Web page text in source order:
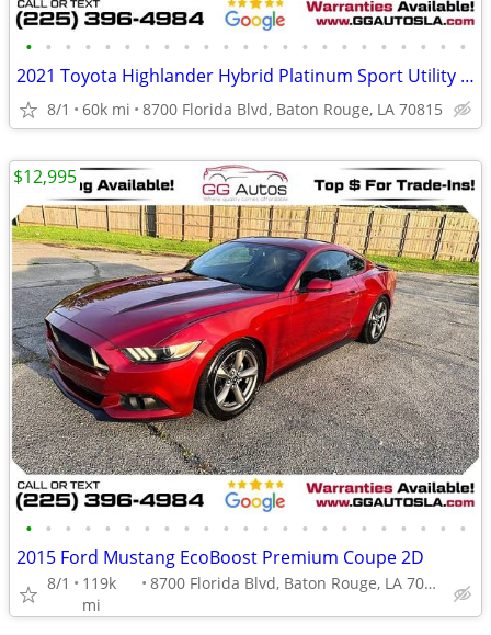
• • • • • • • • • • • • • • • • • • • • • • •
2021 Toyota Highlander Hybrid Platinum Sport Utility 4D
8/1 60k mi 8700 Florida Blvd, Baton Rouge, LA 70815
• • • • • • • • • • • • • • • • • • • • • • •
2015 Ford Mustang EcoBoost Premium Coupe 2D
8/1
119k
mi
8700 Florida Blvd, Baton Rouge, LA 70815
$12,995